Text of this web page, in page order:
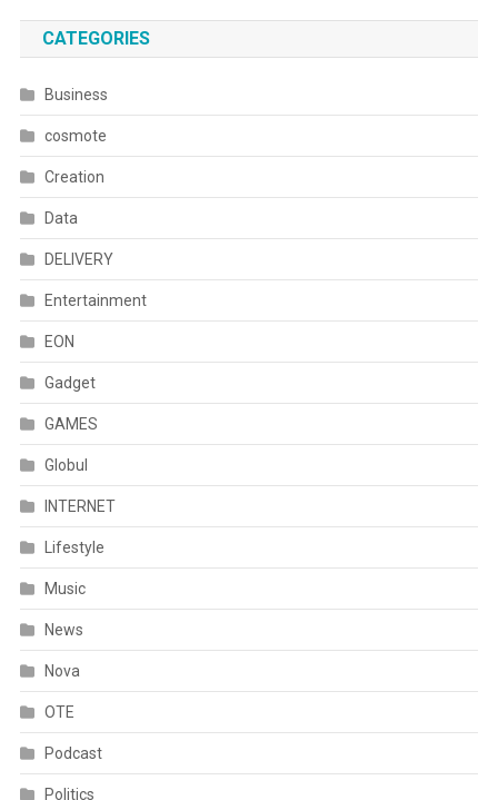
CATEGORIES
Business
cosmote
Creation
Data
DELIVERY
Entertainment
EON
Gadget
GAMES
Globul
INTERNET
Lifestyle
Music
News
Nova
OTE
Podcast
Politics